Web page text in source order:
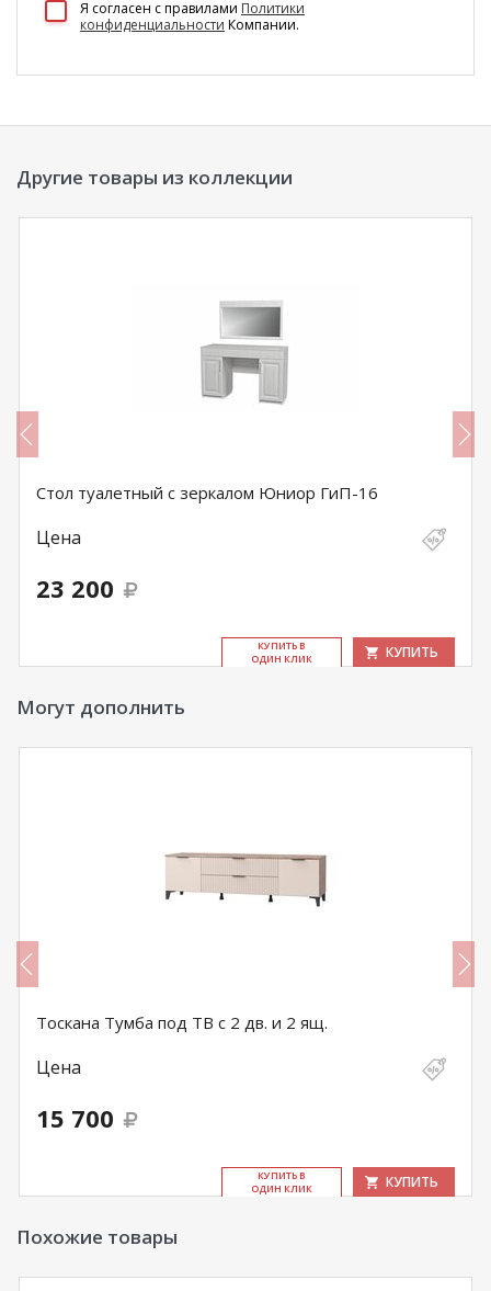
Я согласен c правилами Политики
конфиденциальности Компании.
Другие товары из коллекции
Стол туалетный с зеркалом Юниор ГиП-16
Цена
23 200
КУ­ПИТЬ В
ОДИН КЛИК
КУПИТЬ
Могут дополнить
Тоскана Тумба под ТВ с 2 дв. и 2 ящ.
Цена
15 700
КУ­ПИТЬ В
ОДИН КЛИК
КУПИТЬ
Похожие товары